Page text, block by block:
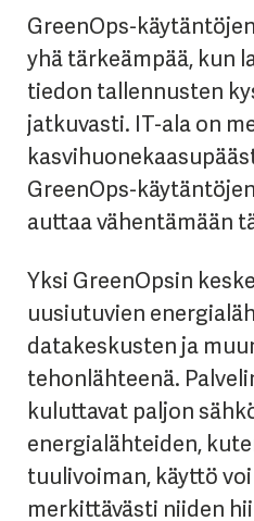
GreenOps-
yhä tärkeämpää, kun
tiedon tallennusten
jatkuvasti. IT-ala on
GreenOps-
auttaa vähentämään
Yksi GreenOpsin
uusiutuvien
datakeskusten ja
tehonlähteenä.
kuluttavat paljon
energialähteiden,
tuulivoiman, käyttö
merkittävästi niiden